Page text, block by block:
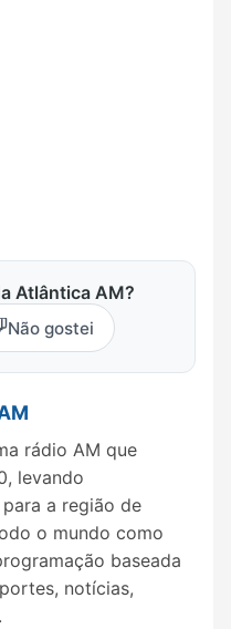
Atlântica AM?
Não gostei
rádio AM que
levando
a região de
o mundo como
baseada
notícias,